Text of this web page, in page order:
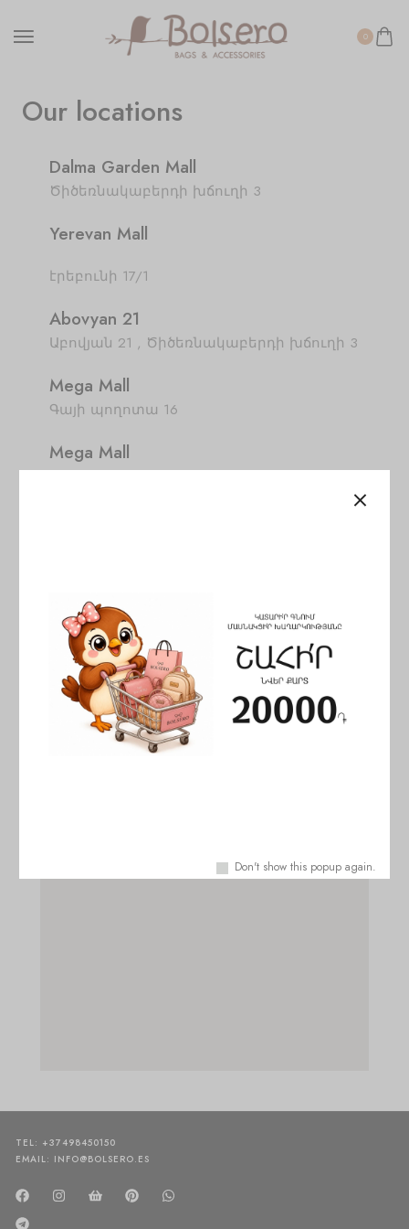
Don't show this popup again.
0
Our locations
Dalma Garden Mall
Ծիծեռնակաբերդի խճուղի 3
Yerevan Mall
էրեբունի 17/1
Abovyan 21
Աբովյան 21 , Ծիծեռնակաբերդի խճուղի 3
Mega Mall
Գայի պողոտա 16
Mega Mall
Գայի պողոտա 16
TEL: +37498450150
EMAIL: INFO@BOLSERO.ES